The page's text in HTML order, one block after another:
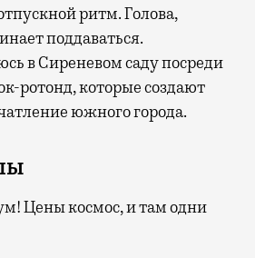
ритм. Голова,
поддаваться.
в Сиреневом саду посреди
ротонд, которые создают
южного города.
Цены космос, и там одни